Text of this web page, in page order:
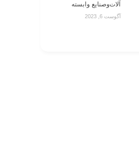
آلات‌وصنایع وابسته
آگوست 6, 2023